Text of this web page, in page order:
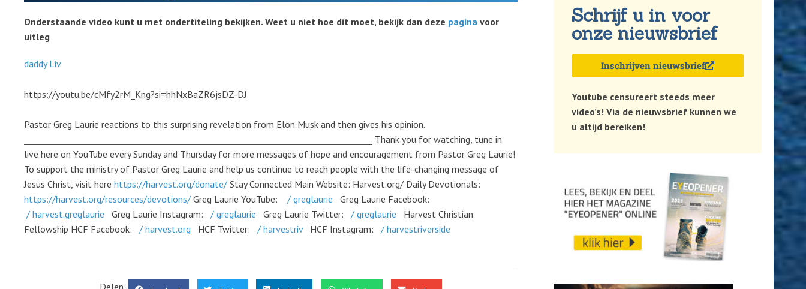
Onderstaande video kunt u met ondertiteling bekijken. Weet u niet hoe dit moet, bekijk dan deze pagina voor
uitleg
daddy Liv
https://youtu.be/cMfy2rM_Kng?si=hhNxBaZR6jsDZ-DJ
Pastor Greg Laurie reactions to this surprising revelation from Elon Musk and then gives his opinion.
___________________________________________________________________________________ Thank you for watching, tune in
live here on YouTube every Sunday and Thursday for more messages of hope and encouragement from Pastor Greg Laurie!
To support the ministry of Pastor Greg Laurie and help us continue to reach people with the life-changing message of
Jesus Christ, visit here https://harvest.org/donate/ Stay Connected Main Website: Harvest.org/ Daily Devotionals:
https://harvest.org/resources/devotions/ Greg Laurie YouTube: / greglaurie
Greg Laurie Facebook:
/ harvest.greglaurie
Greg Laurie Instagram: / greglaurie Greg Laurie Twitter: / greglaurie
Harvest Christian
Fellowship HCF Facebook:
/ harvest.org HCF Twitter: / harvestriv HCF Instagram: / harvestriverside
Delen:
Schrijf u in voor
onze nieuwsbrief
Inschrijven nieuwsbrief
Youtube censureert steeds meer
video’s! Via de nieuwsbrief kunnen we
u altijd bereiken!